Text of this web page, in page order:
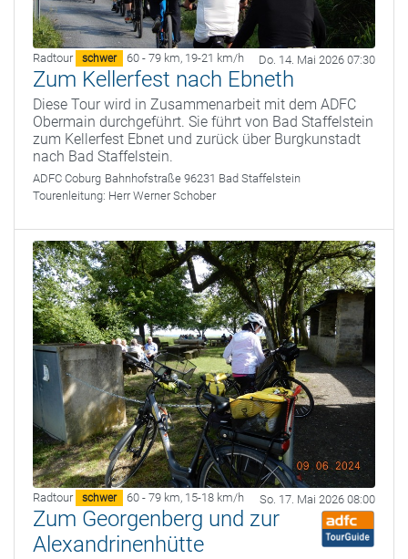
Radtour schwer 60 - 79 km, 19-21 km/h Do. 14. Mai 2026 07:30
Zum Kellerfest nach Ebneth
Diese Tour wird in Zusammenarbeit mit dem ADFC
Obermain durchgeführt. Sie führt von Bad Staffelstein
zum Kellerfest Ebnet und zurück über Burgkunstadt
nach Bad Staffelstein.
ADFC Coburg Bahnhofstraße 96231 Bad Staffelstein
Tourenleitung: Herr Werner Schober
Radtour schwer 60 - 79 km, 15-18 km/h So. 17. Mai 2026 08:00
Zum Georgenberg und zur
Alexandrinenhütte